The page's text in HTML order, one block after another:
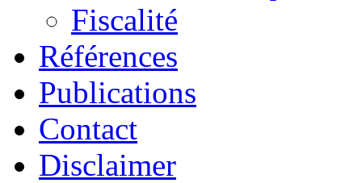
Fiscalité
Références
Publications
Contact
Disclaimer